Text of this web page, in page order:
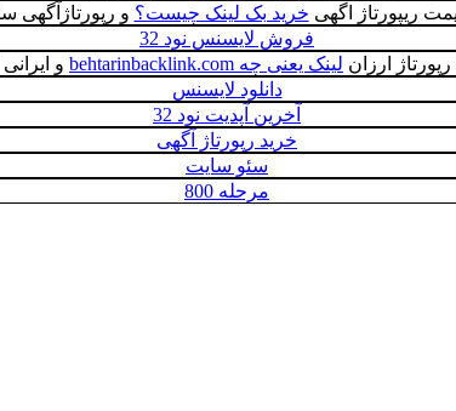
ریپورتاژ اگهی خرید بک لینک چیست؟ و رپورتاژآگهی
فروش لایسنس نود 32
ارزان لینک یعنی چه behtarinbacklink.com
و
دانلود لایسنس
آخرین آپدیت نود 32
خرید رپورتاژ آگهی
سئو سایت
مرحله 800